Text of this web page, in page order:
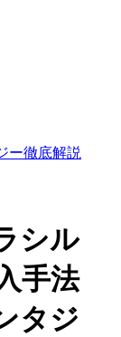
ー徹底解説
シル
手法
タジ